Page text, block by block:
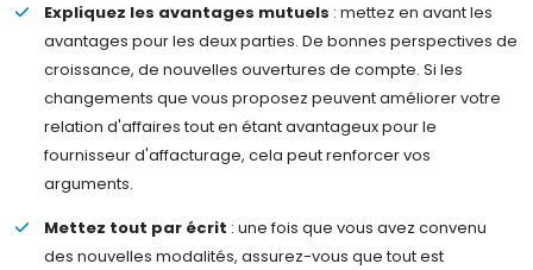
Expliquez les avantages mutuels : mettez en avant les
avantages pour les deux parties. De bonnes perspectives de
croissance, de nouvelles ouvertures de compte. Si les
changements que vous proposez peuvent améliorer votre
relation d'affaires tout en étant avantageux pour le
fournisseur d'affacturage, cela peut renforcer vos
arguments.
Mettez tout par écrit : une fois que vous avez convenu
des nouvelles modalités, assurez-vous que tout est